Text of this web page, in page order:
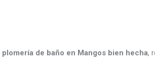
plomería de baño en Mangos bien hecha,